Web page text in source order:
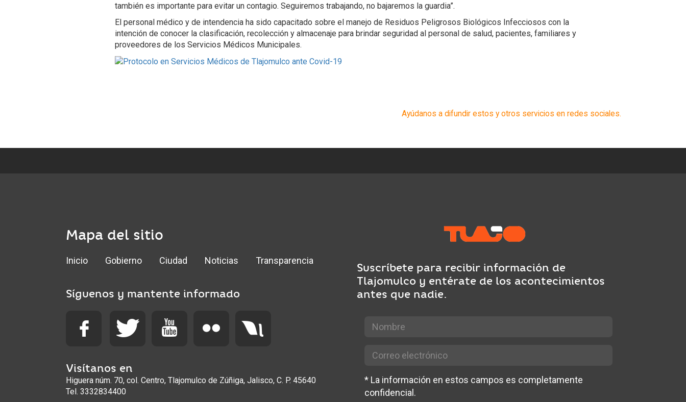
también es importante para evitar un contagio. Seguiremos trabajando, no bajaremos la guardia”.
El personal médico y de intendencia ha sido capacitado sobre el manejo de Residuos Peligrosos Biológicos Infecciosos con la
intención de conocer la clasificación, recolección y almacenaje para brindar seguridad al personal de salud, pacientes, familiares y
proveedores de los Servicios Médicos Municipales.
Ayúdanos a difundir estos y otros servicios en redes sociales.
Mapa del sitio
Inicio Gobierno Ciudad Noticias Transparencia
Síguenos y mantente informado
Visítanos en
Higuera núm. 70, col. Centro, Tlajomulco de Zúñiga, Jalisco, C. P. 45640
Tel. 3332834400
Suscríbete para recibir información de
Tlajomulco y entérate de los acontecimientos
antes que nadie.
* La información en estos campos es completamente
confidencial.